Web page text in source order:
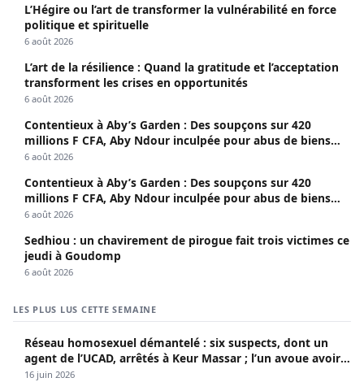
L’Hégire ou l’art de transformer la vulnérabilité en force
politique et spirituelle
6 août 2026
L’art de la résilience : Quand la gratitude et l’acceptation
transforment les crises en opportunités
6 août 2026
Contentieux à Aby’s Garden : Des soupçons sur 420
millions F CFA, Aby Ndour inculpée pour abus de biens
sociaux
6 août 2026
Contentieux à Aby’s Garden : Des soupçons sur 420
millions F CFA, Aby Ndour inculpée pour abus de biens
sociaux
6 août 2026
Sedhiou : un chavirement de pirogue fait trois victimes ce
jeudi à Goudomp
6 août 2026
LES PLUS LUS CETTE SEMAINE
Réseau homosexuel démantelé : six suspects, dont un
agent de l’UCAD, arrêtés à Keur Massar ; l’un avoue avoir
propagé le VIH depuis 2018
16 juin 2026